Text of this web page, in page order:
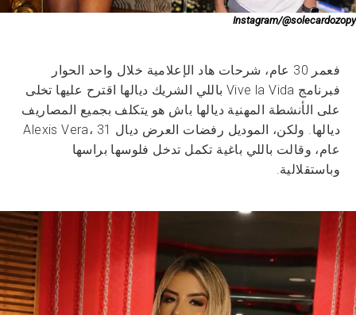
Instagram/@solecardozopy
فعمر 30 عام، شرحات هاد الإعلامية خلال واحد الحوار
فبرنامج Vive la Vida باللي الشريك ديالها اقترح عليها تخلى
على الأنشطة المهنية ديالها باش هو يتكلف بجميع المصاريف
ديالها. ولكن، الموديل رفضات العرض ديال Alexis Vera، 31
عام، وقالت باللي باغية تكمل تدخل فلوسها براسها
وباستقلالية.